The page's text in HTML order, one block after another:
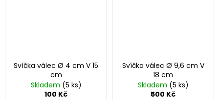
Svíčka válec Ø 4 cm V 15
cm
Skladem (5 ks)
100 Kč
Svíčka válec Ø 9,6 cm V
18 cm
Skladem (5 ks)
500 Kč